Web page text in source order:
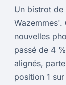
Un bistrot
nouvelles
passé de 4
alignés,
position 1